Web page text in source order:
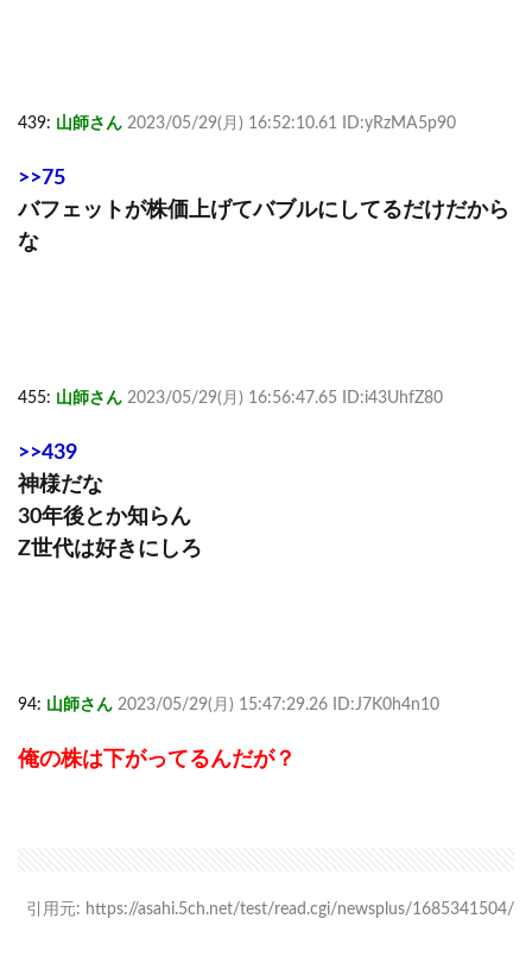
439: 山師さん 2023/05/29(月) 16:52:10.61 ID:yRzMA5p90
>>75
バフェットが株価上げてバブルにしてるだけだから
な
455: 山師さん 2023/05/29(月) 16:56:47.65 ID:i43UhfZ80
>>439
神様だな
30年後とか知らん
Z世代は好きにしろ
94: 山師さん 2023/05/29(月) 15:47:29.26 ID:J7K0h4n10
俺の株は下がってるんだが？
引用元: https://asahi.5ch.net/test/read.cgi/newsplus/1685341504/